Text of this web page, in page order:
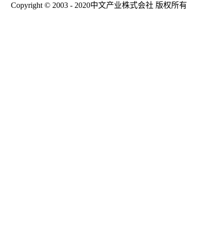
Copyright © 2003 - 2020中文产业株式会社 版权所有